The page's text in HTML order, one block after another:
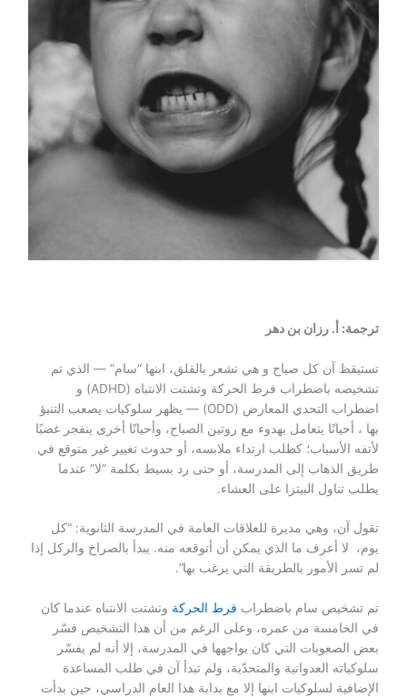
ترجمة: أ. رزان بن دهر
تستيقظ آن كل صباح و هي تشعر بالقلق، ابنها “سام” — الذي تم
تشخيصه باضطراب فرط الحركة وتشتت الانتباه (ADHD) و
اضطراب التحدي المعارض (ODD) — يظهر سلوكيات يصعب التنبؤ
بها ، أحيانًا يتعامل بهدوء مع روتين الصباح، وأحيانًا أخرى ينفجر غضبًا
لأتفه الأسباب؛ كطلب ارتداء ملابسه، أو حدوث تغيير غير متوقع في
طريق الذهاب إلى المدرسة، أو حتى رد بسيط بكلمة ”لا” عندما
يطلب تناول البيتزا على العشاء.
تقول آن، وهي مديرة للعلاقات العامة في المدرسة الثانوية: “كل
يوم، لا أعرف ما الذي يمكن أن أتوقعه منه. يبدأ بالصراخ والركل إذا
لم تسر الأمور بالطريقة التي يرغب بها”.
تم تشخيص سام باضطراب فرط الحركة وتشتت الانتباه عندما كان
في الخامسة من عمره، وعلى الرغم من أن هذا التشخيص فسّر
بعض الصعوبات التي كان يواجهها في المدرسة، إلا أنه لم يفسّر
سلوكياته العدوانية والمتحدّية، ولم تبدأ آن في طلب المساعدة
الإضافية لسلوكيات ابنها إلا مع بداية هذا العام الدراسي، حين بدأت